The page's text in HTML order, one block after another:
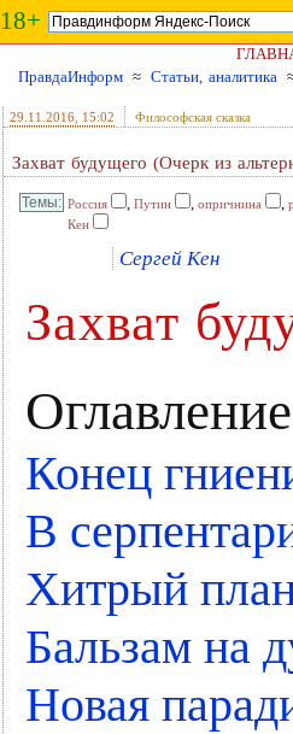
18+
ПравдаИнформ ≈ Статьи, аналитика
29.11.2016 , 15:02 Философская сказка
Захват будущего (Очерк из
Россия , Путин , опричнина ,
Кен
Сергей Кен
Захват
Оглавление
Конец
В
Хитрый
Бальзам на
Новая